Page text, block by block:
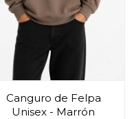
Canguro de Felpa
Unisex - Marrón